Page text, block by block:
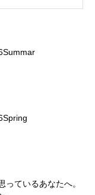
っているあなたへ。